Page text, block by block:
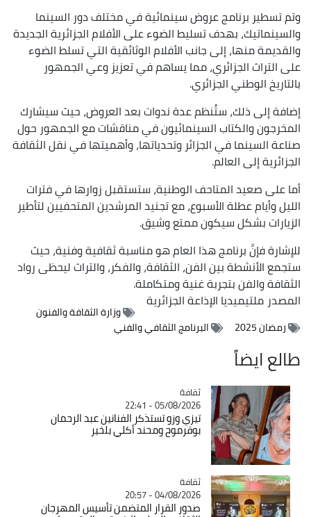
وتم تسطير برنامج عروض سينمائية في مختلف دور السينما
والسينماتيك، بهدف تسليط الضوء على الأفلام الجزائرية الجديدة
والقديمة منها، إلى جانب الأفلام الوثائقية التي تسلط الضوء
على التراث الجزائري، مما يساهم في تعزيز وعي الجمهور
بالتاريخ الوطني الجزائري.
إضافة إلى ذلك، ستُنظم عدة ندوات بعد العروض، حيث سيشارك
المخرجون والكتاب السينمائيون في مناقشات مع الجمهور حول
صناعة السينما في الجزائر وتحدياتها، وأهميتها في نقل الثقافة
الجزائرية إلى العالم.
أما على صعيد المتاحف الوطنية، ستستقبل زوارها في فترات
الليل وأيام عطلة الأسبوع، مع تجنيد المرشدين المتحفيين لتأطير
الزيارات بشكل سيكون ممتع وشيق.
للإشارة فإنَّ برنامج هذا العام هو مناسبة ثقافية وفنية، حيث
ستجمع الأنشطة بين الفن، الثقافة، والفكر، والتراث ليحظى رواد
الثقافة والفن بتجربة غنية ومتكاملة.
المصدرملتيميديا الإذاعة الجزائرية
وزارة الثقافة والفنون
رمضان 2025
البرنامج الثقافي والفني
طالع ايضاً
Catégorie
ثقافة
05/08/2026 - 22:41
تيزي وزو تستذكر الفنانين عبد الرحمان
بوقرموح ومحند أكلي بلخير
Catégorie
ثقافة
04/08/2026 - 20:57
صدور القرار المتضمن تأسيس المهرجان